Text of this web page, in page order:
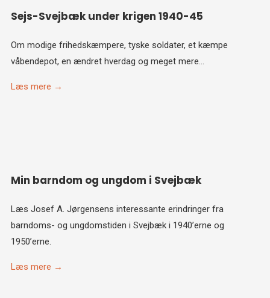
Sejs-Svejbæk under krigen 1940-45
Om modige frihedskæmpere, tyske soldater, et kæmpe
våbendepot, en ændret hverdag og meget mere…
Læs mere →
Min barndom og ungdom i Svejbæk
Læs Josef A. Jørgensens interessante erindringer fra
barndoms- og ungdomstiden i Svejbæk i 1940’erne og
1950’erne.
Læs mere →